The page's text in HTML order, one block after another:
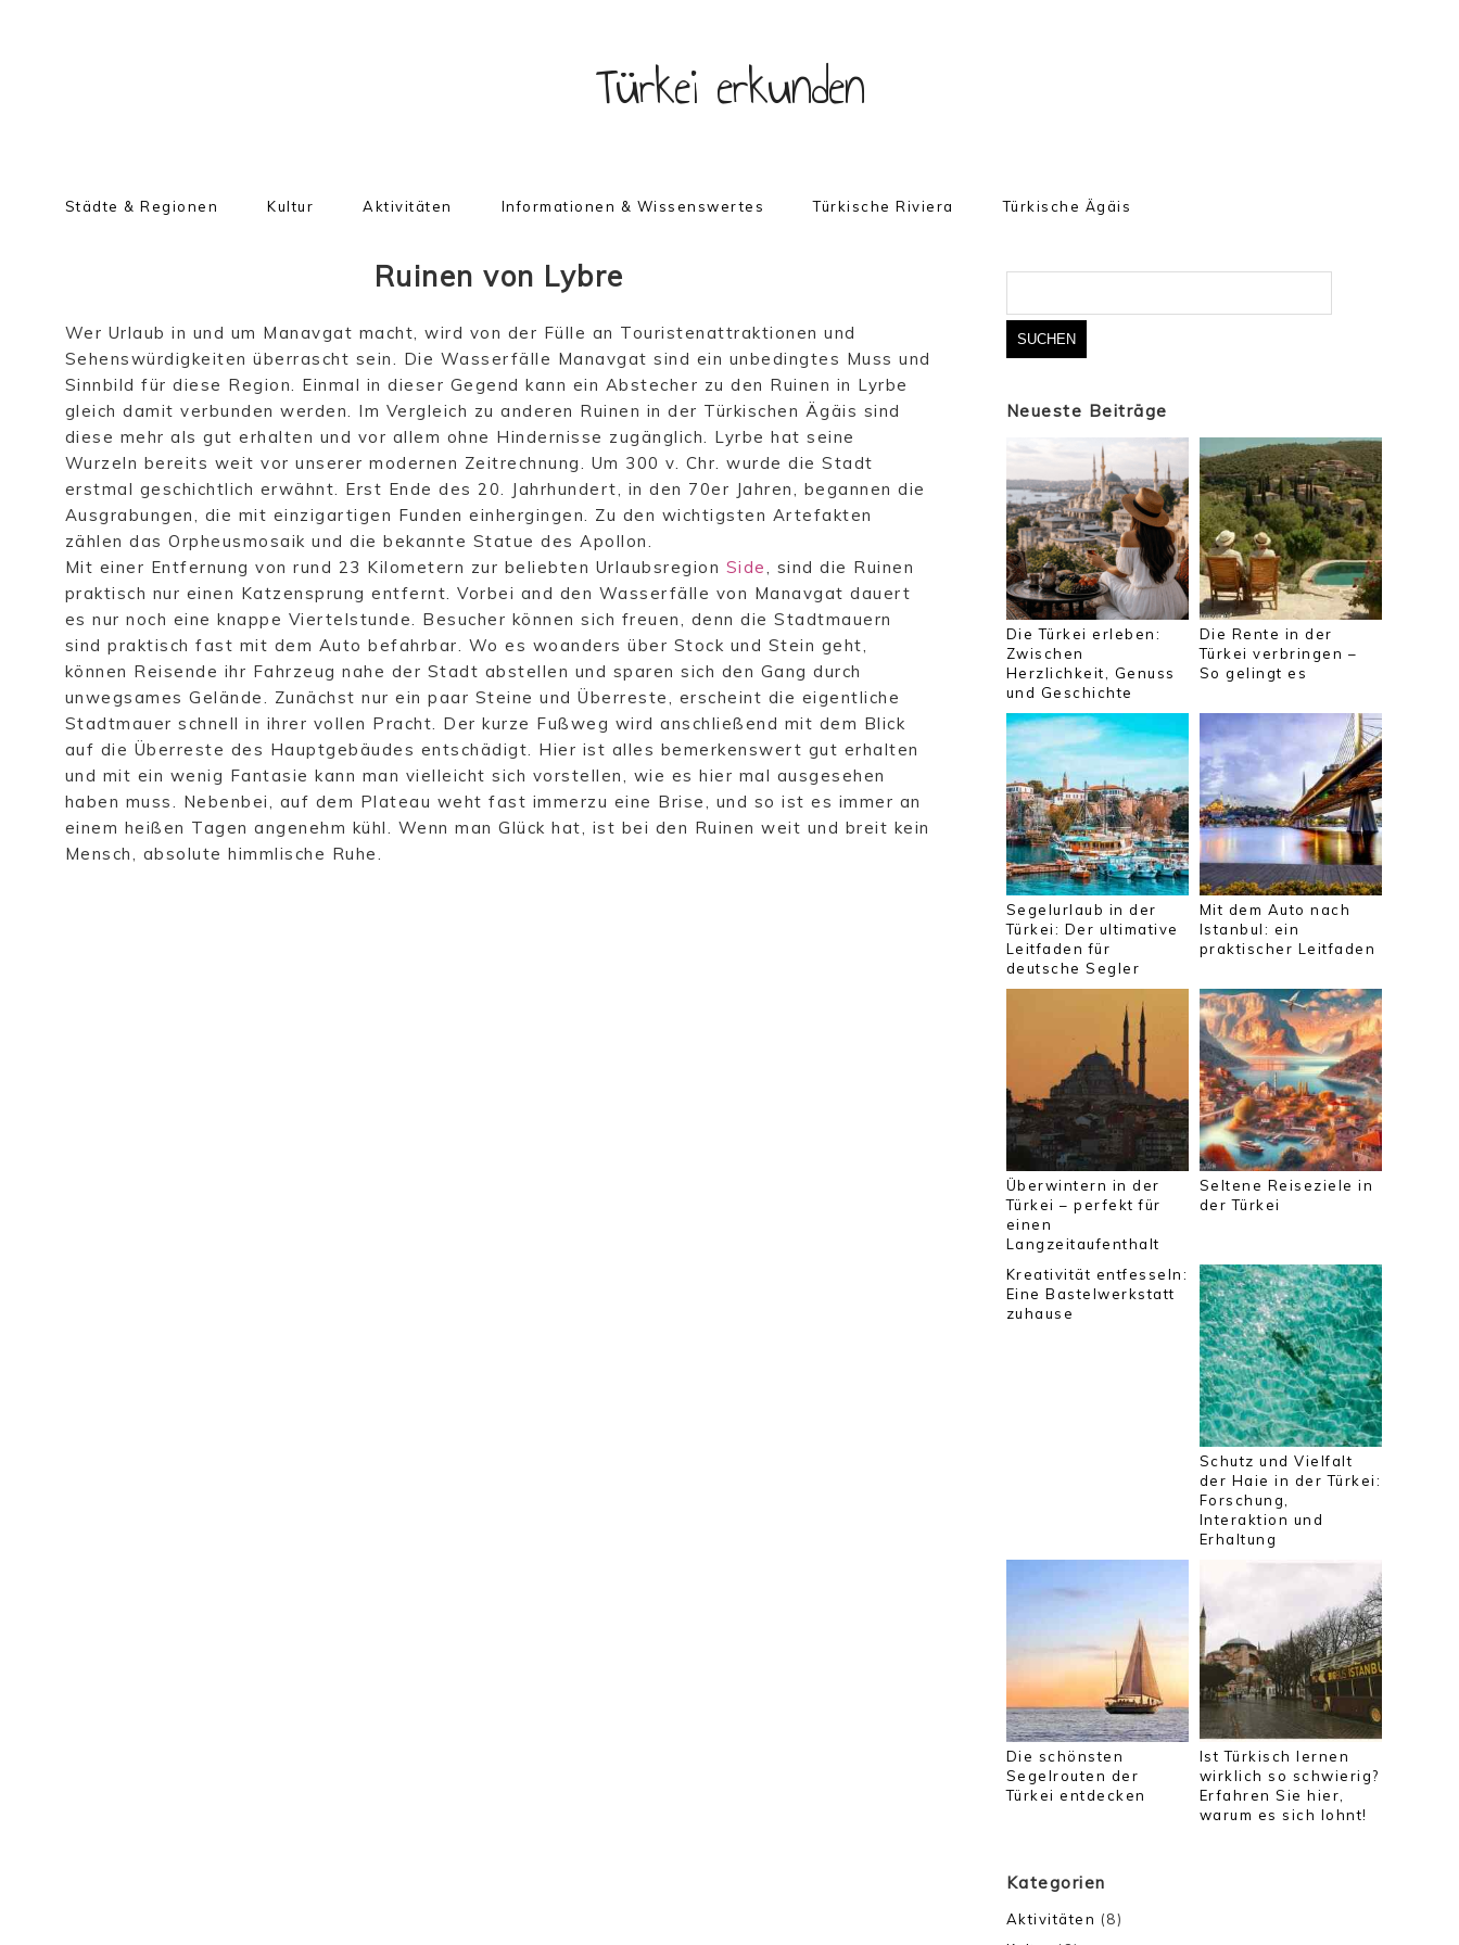
Türkei erkunden
Städte & Regionen Kultur Aktivitäten Informationen & Wissenswertes Türkische Riviera Türkische Ägäis
Ruinen von Lybre
Wer Urlaub in und um Manavgat macht, wird von der Fülle an Touristenattraktionen und
Sehenswürdigkeiten überrascht sein. Die Wasserfälle Manavgat sind ein unbedingtes Muss und
Sinnbild für diese Region. Einmal in dieser Gegend kann ein Abstecher zu den Ruinen in Lyrbe
gleich damit verbunden werden. Im Vergleich zu anderen Ruinen in der Türkischen Ägäis sind
diese mehr als gut erhalten und vor allem ohne Hindernisse zugänglich. Lyrbe hat seine
Wurzeln bereits weit vor unserer modernen Zeitrechnung. Um 300 v. Chr. wurde die Stadt
erstmal geschichtlich erwähnt. Erst Ende des 20. Jahrhundert, in den 70er Jahren, begannen die
Ausgrabungen, die mit einzigartigen Funden einhergingen. Zu den wichtigsten Artefakten
zählen das Orpheusmosaik und die bekannte Statue des Apollon.
Mit einer Entfernung von rund 23 Kilometern zur beliebten Urlaubsregion Side
, sind die Ruinen
praktisch nur einen Katzensprung entfernt. Vorbei and den Wasserfälle von Manavgat dauert
es nur noch eine knappe Viertelstunde. Besucher können sich freuen, denn die Stadtmauern
sind praktisch fast mit dem Auto befahrbar. Wo es woanders über Stock und Stein geht,
können Reisende ihr Fahrzeug nahe der Stadt abstellen und sparen sich den Gang durch
unwegsames Gelände. Zunächst nur ein paar Steine und Überreste, erscheint die eigentliche
Stadtmauer schnell in ihrer vollen Pracht. Der kurze Fußweg wird anschließend mit dem Blick
auf die Überreste des Hauptgebäudes entschädigt. Hier ist alles bemerkenswert gut erhalten
und mit ein wenig Fantasie kann man vielleicht sich vorstellen, wie es hier mal ausgesehen
haben muss. Nebenbei, auf dem Plateau weht fast immerzu eine Brise, und so ist es immer an
einem heißen Tagen angenehm kühl. Wenn man Glück hat, ist bei den Ruinen weit und breit kein
Mensch, absolute himmlische Ruhe.
Neueste Beiträge
Die Türkei erleben:
Zwischen
Herzlichkeit, Genuss
und Geschichte
Die Rente in der
Türkei verbringen –
So gelingt es
Segelurlaub in der
Türkei: Der ultimative
Leitfaden für
deutsche Segler
Mit dem Auto nach
Istanbul: ein
praktischer Leitfaden
Überwintern in der
Türkei – perfekt für
einen
Langzeitaufenthalt
Seltene Reiseziele in
der Türkei
Kreativität entfesseln:
Eine Bastelwerkstatt
zuhause
Schutz und Vielfalt
der Haie in der Türkei:
Forschung,
Interaktion und
Erhaltung
Die schönsten
Segelrouten der
Türkei entdecken
Ist Türkisch lernen
wirklich so schwierig?
Erfahren Sie hier,
warum es sich lohnt!
Kategorien
Aktivitäten (8)